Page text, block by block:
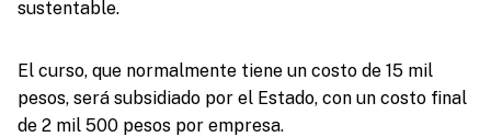
sustentable.
El curso, que normalmente tiene un costo de 15 mil
pesos, será subsidiado por el Estado, con un costo final
de 2 mil 500 pesos por empresa.